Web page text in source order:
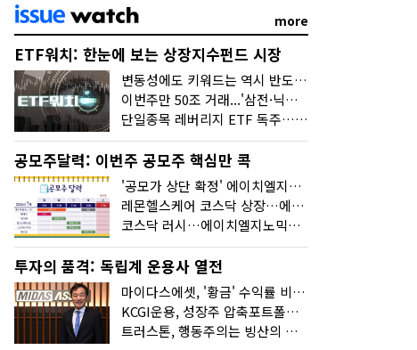
more
ETF워치: 한눈에 보는 상장지수펀드 시장
변동성에도 키워드는 역시 반도체…신상품은 우주·방산
이번주만 50조 거래...'삼전·닉스 레버리지' 수익률은 -30%
단일종목 레버리지 ETF 독주…'증시 블랙홀'
공모주달력: 이번주 공모주 핵심만 콕
'공모가 상단 확정' 에이치엘지노믹스 청약
레몬헬스케어 코스닥 상장…에이치엘지노믹스 수요예측
코스닥 러시…에이치엘지노믹스 수요예측·레메디 청약
투자의 품격: 독립계 운용사 열전
마이다스에셋, '황금' 수익률 비결은 '꾸준함'
KCGI운용, 성장주 압축포트폴리오로 새 길을 그리다
트러스톤, 행동주의는 빙산의 일각...진정한 힘은 '주식형 강자'